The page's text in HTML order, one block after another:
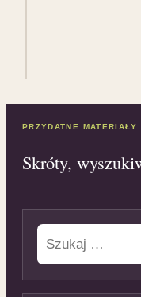
PRZYDATNE MATERIAŁY
Skróty,
Szukaj: